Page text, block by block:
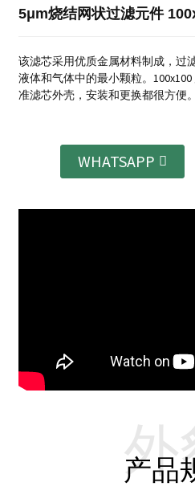
5μm烧结网状过滤元件
该滤芯采用优质金属材料制成，过
液体和气体中的最小颗粒。
准滤芯外壳，安装和更换都很方便。
WHATSAPP
产品
外